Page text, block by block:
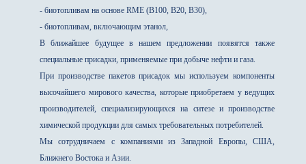
- биотопливам на основе RME (B100, B20, B30),
- биотопливам, включающим этанол,
В ближайшее будущее в нашем предложении появятся также
специальные присадки, применяемые при добыче нефти и газа.
При производстве пакетов присадок мы используем компоненты
высочайшего мирового качества, которые приобретаем у ведущих
производителей, специализирующихся на ситезе и производстве
химической продукции для самых требовательных потребителей.
Мы сотрудничаем с компаниями из Западной Европы, США,
Ближнего Востока и Азии.